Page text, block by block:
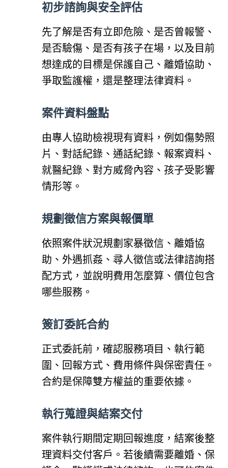
初步諮詢與安全評估
先了解是否有立即危險、是否曾報警、
是否驗傷、是否有孩子在場，以及目前
想達成的目標是保護自己、離婚協助、
爭取監護權，還是整理法律資料。
案件資料盤點
由專人協助檢視現有資料，例如傷勢照
片、對話紀錄、通話紀錄、報案資料、
就醫紀錄、對方威脅內容、孩子受影響
情形等。
規劃徵信方案與報價單
依照案件狀況規劃家暴徵信、離婚協
助、外遇抓姦、尋人徵信或法律諮詢搭
配方式，並說明費用怎麼算、價位包含
哪些服務。
簽訂委託合約
正式委託前，確認服務項目、執行範
圍、回報方式、費用條件與保密責任。
合約是保障雙方權益的重要依據。
執行蒐證與結案交付
案件執行期間定期回報進度，結案後整
理資料交付客戶。若後續需要離婚、保